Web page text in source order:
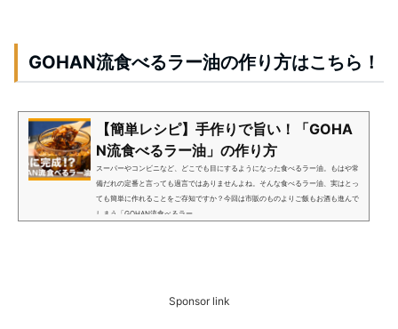
GOHAN流食べるラー油の作り方はこちら！
【簡単レシピ】手作りで旨い！「GOHA
N流食べるラー油」の作り方
スーパーやコンビニなど、どこでも目にするようになった食べるラー油。もはや常
備だれの定番と言っても過言ではありませんよね。そんな食べるラー油、実はとっ
ても簡単に作れることをご存知ですか？今回は市販のものよりご飯もお酒も進んで
しまう「GOHAN流食べるラー...
Sponsor link